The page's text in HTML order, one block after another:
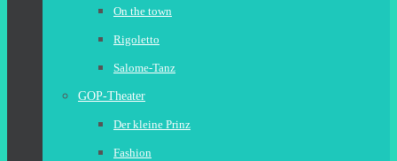
On the town
Rigoletto
Salome-Tanz
GOP-Theater
Der kleine Prinz
Fashion